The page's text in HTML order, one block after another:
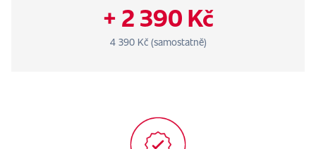
+ 2 390 Kč
4 390 Kč (samostatně)